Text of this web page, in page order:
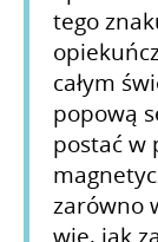
tego
całym
popową
postać w
zarówno